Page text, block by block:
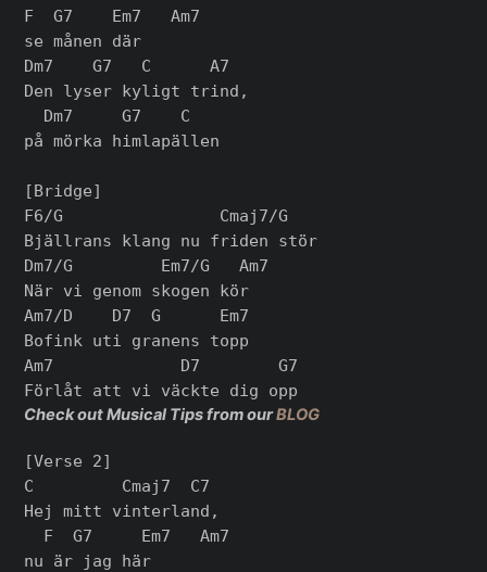
F  G7    Em7   Am7
se månen där
Dm7    G7   C      A7
Den lyser kyligt trind,
  Dm7     G7    C
på mörka himlapällen
[Bridge]
F6/G                Cmaj7/G
Bjällrans klang nu friden stör
Dm7/G         Em7/G   Am7
När vi genom skogen kör
Am7/D    D7  G      Em7
Bofink uti granens topp
Am7             D7        G7
Check out Musical Tips from ourBLOG
[Verse 2]
C         Cmaj7  C7
Hej mitt vinterland,
  F  G7     Em7   Am7
nu är jag här